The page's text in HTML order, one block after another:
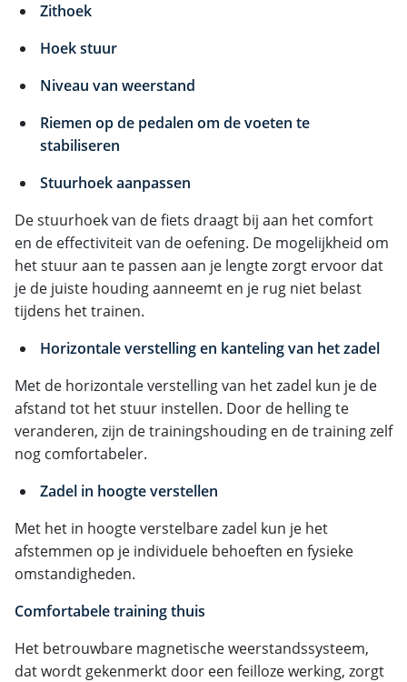
Zithoek
Hoek stuur
Niveau van weerstand
Riemen op de pedalen om de voeten te
stabiliseren
Stuurhoek aanpassen
De stuurhoek van de fiets draagt bij aan het comfort
en de effectiviteit van de oefening. De mogelijkheid om
het stuur aan te passen aan je lengte zorgt ervoor dat
je de juiste houding aanneemt en je rug niet belast
tijdens het trainen.
Horizontale verstelling en kanteling van het zadel
Met de horizontale verstelling van het zadel kun je de
afstand tot het stuur instellen. Door de helling te
veranderen, zijn de trainingshouding en de training zelf
nog comfortabeler.
Zadel in hoogte verstellen
Met het in hoogte verstelbare zadel kun je het
afstemmen op je individuele behoeften en fysieke
omstandigheden.
Comfortabele training thuis
Het betrouwbare magnetische weerstandssysteem,
dat wordt gekenmerkt door een feilloze werking, zorgt